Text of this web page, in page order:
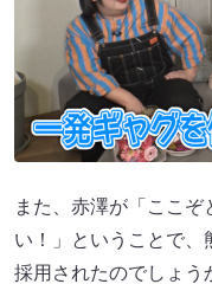
また、赤澤が「ここ
い！」ということで、
採用されたのでしょ